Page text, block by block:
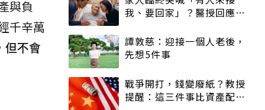
與負
千辛萬
但不會
我、要回家」？醫授回應方
譚敦慈：迎接一個人老後，
先想5件事
戰爭開打，錢變廢紙？教授
提醒：這三件事比資產配置